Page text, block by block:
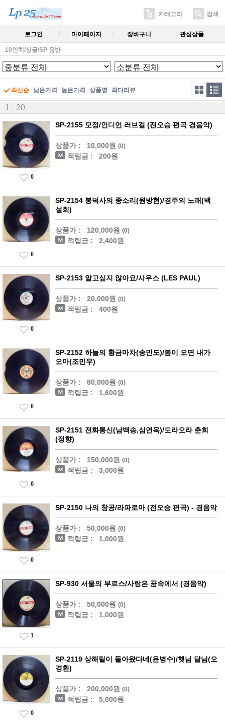
카테고리 검색
로그인 마이페이지 장바구니 관심상품
10인치/싱글/SP 음반
최신순 낮은가격 높은가격 상품명 최다리뷰
1 - 20
SP-2155 모정/인디언 러브걸 (전오승 편곡 경음악)
상품가 : 10,000원 (0)
적립금 : 200원
0
SP-2154 봉덕사의 종소리(원방현)/경주의 노래(백
설희)
상품가 : 120,000원 (0)
적립금 : 2,400원
0
SP-2153 알고싶지 않아요/사우스 (LES PAUL)
상품가 : 20,000원 (0)
적립금 : 400원
0
SP-2152 하늘의 황금마차(송민도)/봄이 오면 내가
오마(조민우)
상품가 : 80,000원 (0)
적립금 : 1,600원
0
SP-2151 전화통신(남백송,심연옥)/도라오라 춘희
(정향)
상품가 : 150,000원 (0)
적립금 : 3,000원
0
SP-2150 나의 창공/라파로마 (전오승 편곡) - 경음악
상품가 : 50,000원 (0)
적립금 : 1,000원
0
SP-930 서울의 부르스/사랑은 꿈속에서 (경음악)
상품가 : 50,000원 (0)
적립금 : 1,000원
1
SP-2119 상해릴이 돌아왔다네(윤병수)/햇님 달님(오
경환)
상품가 : 200,000원 (0)
적립금 : 5,000원
0